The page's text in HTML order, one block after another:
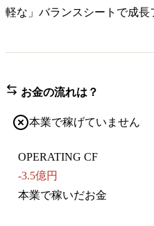
軽な」バランスシートで成長
お金の流れは？
本業で稼げていません
OPERATING CF
-3.5億円
本業で稼いだお金